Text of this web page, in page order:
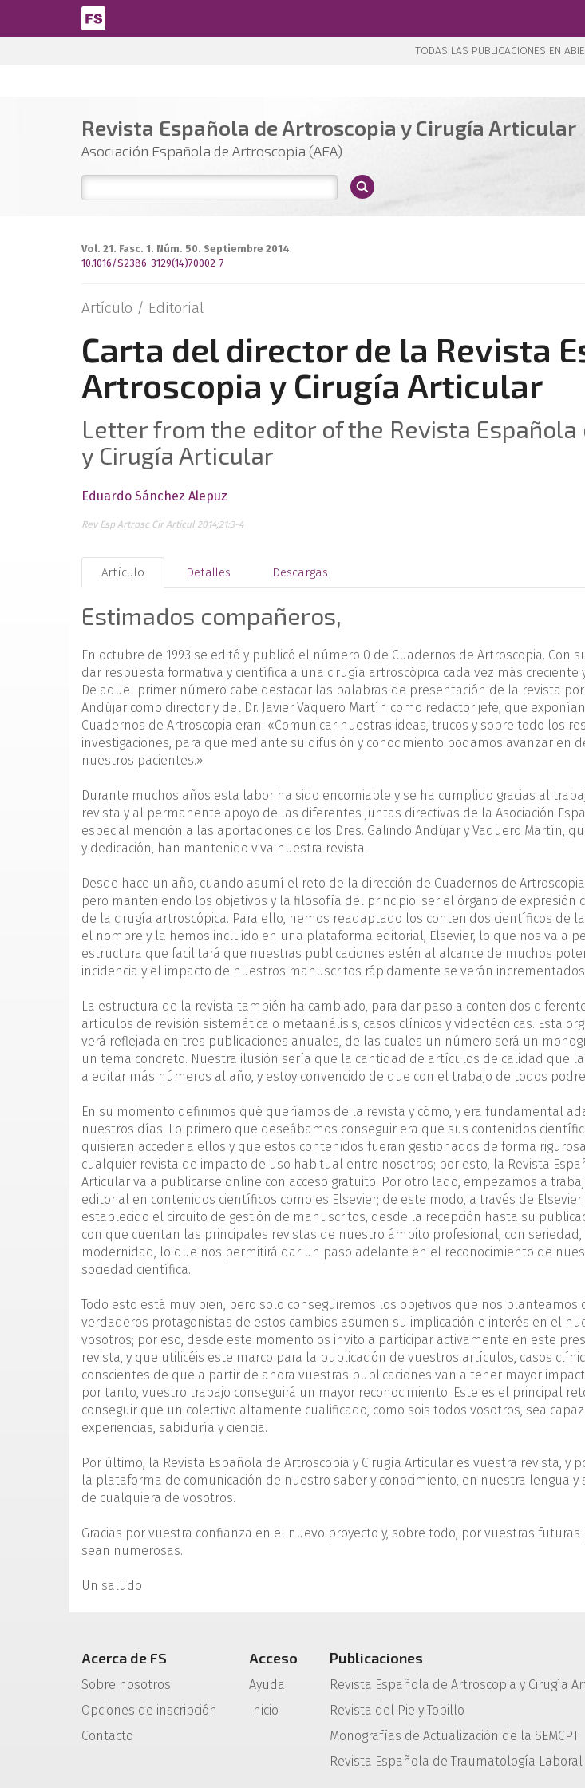
Pasar al contenido principal
TODAS LAS PUBLICACIONES EN
Revista Española de Artroscopia y Cirugía Articular
Asociación Española de Artroscopia (AEA)
Vol. 21. Fasc. 1. Núm. 50. Septiembre 2014
10.1016/S2386-3129(14)70002-7
Artículo / Editorial
Carta del director de la Revista
Artroscopia y Cirugía Articular
Letter from the editor of the Revista Española
y Cirugía Articular
Eduardo Sánchez Alepuz
Rev Esp Artrosc Cir Articul 2014;21:3-4
Artículo Detalles Descargas
Estimados compañeros,
En octubre de 1993 se editó y publicó el número 0 de Cuadernos de Artroscopia. Con
dar respuesta formativa y científica a una cirugía artroscópica cada vez más
De aquel primer número cabe destacar las palabras de presentación de la revista por
Andújar como director y del Dr. Javier Vaquero Martín como redactor jefe, que
Cuadernos de Artroscopia eran: «Comunicar nuestras ideas, trucos y sobre todo los
investigaciones, para que mediante su difusión y conocimiento podamos avanzar en
nuestros pacientes.»
Durante muchos años esta labor ha sido encomiable y se ha cumplido gracias al
revista y al permanente apoyo de las diferentes juntas directivas de la Asociación
especial mención a las aportaciones de los Dres. Galindo Andújar y Vaquero Martín,
y dedicación, han mantenido viva nuestra revista.
Desde hace un año, cuando asumí el reto de la dirección de Cuadernos de
pero manteniendo los objetivos y la filosofía del principio: ser el órgano de expresión
de la cirugía artroscópica. Para ello, hemos readaptado los contenidos científicos de
el nombre y la hemos incluido en una plataforma editorial, Elsevier, lo que nos va a
estructura que facilitará que nuestras publicaciones estén al alcance de muchos
incidencia y el impacto de nuestros manuscritos rápidamente se verán
La estructura de la revista también ha cambiado, para dar paso a contenidos
artículos de revisión sistemática o metaanálisis, casos clínicos y videotécnicas. Esta
verá reflejada en tres publicaciones anuales, de las cuales un número será un
un tema concreto. Nuestra ilusión sería que la cantidad de artículos de calidad que
a editar más números al año, y estoy convencido de que con el trabajo de todos
En su momento definimos qué queríamos de la revista y cómo, y era fundamental
nuestros días. Lo primero que deseábamos conseguir era que sus contenidos
quisieran acceder a ellos y que estos contenidos fueran gestionados de forma
cualquier revista de impacto de uso habitual entre nosotros; por esto, la Revista
Articular va a publicarse online con acceso gratuito. Por otro lado, empezamos a
editorial en contenidos científicos como es Elsevier; de este modo, a través de
establecido el circuito de gestión de manuscritos, desde la recepción hasta su
con que cuentan las principales revistas de nuestro ámbito profesional, con seriedad,
modernidad, lo que nos permitirá dar un paso adelante en el reconocimiento de
sociedad científica.
Todo esto está muy bien, pero solo conseguiremos los objetivos que nos planteamos
verdaderos protagonistas de estos cambios asumen su implicación e interés en el
vosotros; por eso, desde este momento os invito a participar activamente en este
revista, y que utilicéis este marco para la publicación de vuestros artículos, casos
conscientes de que a partir de ahora vuestras publicaciones van a tener mayor
por tanto, vuestro trabajo conseguirá un mayor reconocimiento. Este es el principal
conseguir que un colectivo altamente cualificado, como sois todos vosotros, sea
experiencias, sabiduría y ciencia.
Por último, la Revista Española de Artroscopia y Cirugía Articular es vuestra revista, y
la plataforma de comunicación de nuestro saber y conocimiento, en nuestra lengua y
de cualquiera de vosotros.
Gracias por vuestra confianza en el nuevo proyecto y, sobre todo, por vuestras
sean numerosas.
Un saludo
Acerca de FS
Sobre nosotros
Opciones de inscripción
Contacto
Acceso
Ayuda
Inicio
Publicaciones
Revista Española de Artroscopia y Cirugía
Revista del Pie y Tobillo
Monografías de Actualización de la SEMCPT
Revista Española de Traumatología Laboral